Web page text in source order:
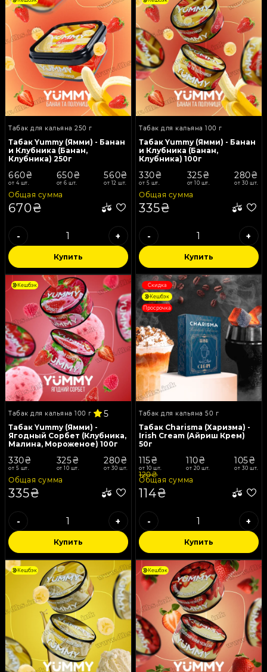
Табак для кальяна 250 г
Табак Yummy (Ямми) - Банан
и Клубника (Банан,
Клубника) 250г
660₴
от 4 шт.
650₴
от 6 шт.
560₴
от 12 шт.
Общая сумма
670₴
- +
Купить
Табак для кальяна 100 г
Табак Yummy (Ямми) - Банан
и Клубника (Банан,
Клубника) 100г
330₴
от 5 шт.
325₴
от 10 шт.
280₴
от 30 шт.
Общая сумма
335₴
- +
Купить
Кешбэк
Табак для кальяна 100 г 5
Табак Yummy (Ямми) -
Ягодный Сорбет (Клубника,
Малина, Мороженое) 100г
330₴
от 5 шт.
325₴
от 10 шт.
280₴
от 30 шт.
Общая сумма
335₴
- +
Купить
Скидка
Кешбэк
Просрочка
Табак для кальяна 50 г
Табак Charisma (Харизма) -
Irish Cream (Айриш Крем)
50г
115₴
от 10 шт.
110₴
от 20 шт.
105₴
от 30 шт.
120₴
Общая сумма
114₴
- +
Купить
Кешбэк Кешбэк